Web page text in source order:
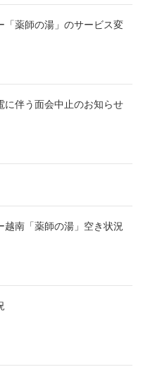
「薬師の湯」のサービス変
に伴う面会中止のお知らせ
越南「薬師の湯」空き状況